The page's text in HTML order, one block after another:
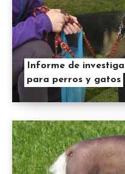
Informe de
para perros y gatos